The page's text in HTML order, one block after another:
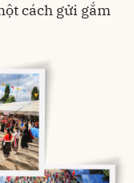
cách gửi gắm